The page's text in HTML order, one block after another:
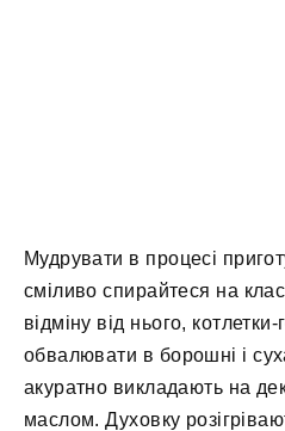
Мудрувати в процесі
сміливо спирайтеся на
відміну від нього,
обвалювати в борошні і
акуратно викладають на
маслом. Духовку